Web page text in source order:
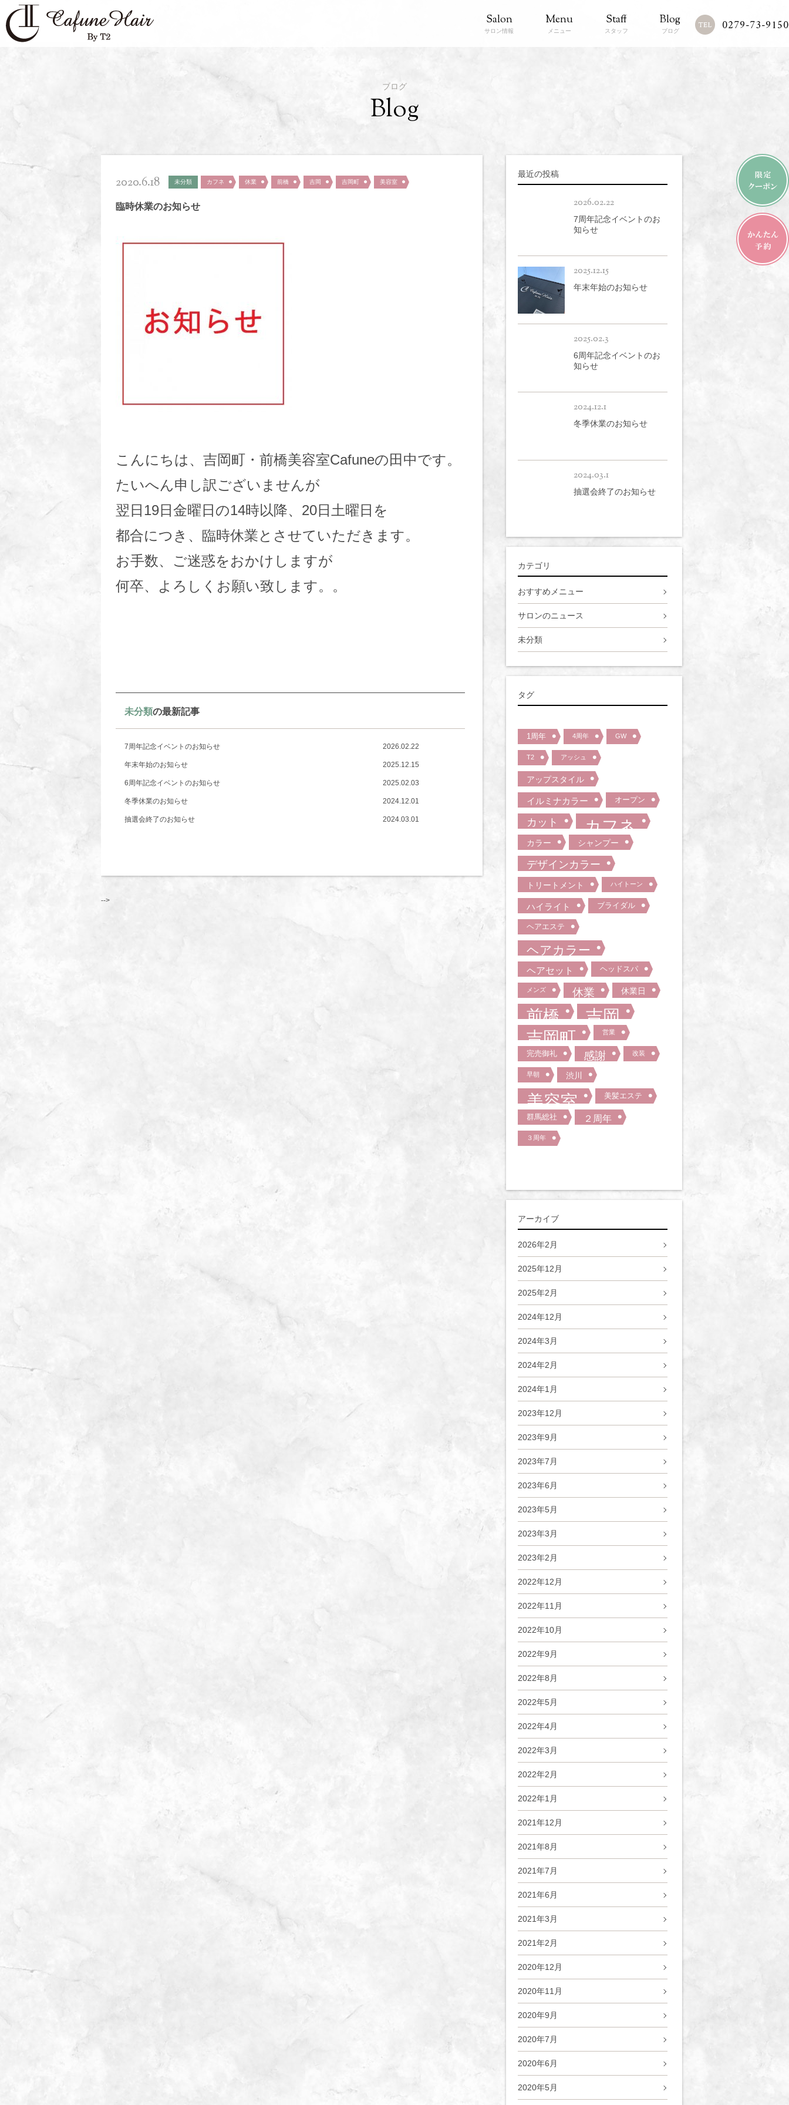
Salon
サロン情報
Menu
メニュー
Staff
スタッフ
Blog
ブログ 0279-73-9150
ブログ
Blog
2020.6.18 未分類 カフネ 休業 前橋 吉岡 吉岡町 美容室
臨時休業のお知らせ
こんにちは、吉岡町・前橋美容室Cafuneの田中です。
たいへん申し訳ございませんが
翌日19日金曜日の14時以降、20日土曜日を
都合につき、臨時休業とさせていただきます。
お手数、ご迷惑をおかけしますが
何卒、よろしくお願い致します。。
未分類の最新記事
2026.02.22
7周年記念イベントのお知らせ
2025.12.15
年末年始のお知らせ
2025.02.03
6周年記念イベントのお知らせ
2024.12.01
冬季休業のお知らせ
2024.03.01
抽選会終了のお知らせ
-->
最近の投稿
2026.02.22
7周年記念イベントのお
知らせ
2025.12.15
年末年始のお知らせ
2025.02.3
6周年記念イベントのお
知らせ
2024.12.1
冬季休業のお知らせ
2024.03.1
抽選会終了のお知らせ
カテゴリ
おすすめメニュー
サロンのニュース
未分類
タグ
1周年 4周年 GW
T2 アッシュ
アップスタイル
イルミナカラー オープン
カット カフネ
カラー シャンプー
デザインカラー
トリートメント ハイトーン
ハイライト ブライダル
ヘアエステ
ヘアカラー
ヘアセット ヘッドスパ
メンズ 休業 休業日
前橋
吉岡
吉岡町
営業
完売御礼 感謝 改装
早朝 渋川
美容室 美髪エステ
群馬総社 ２周年
３周年
アーカイブ
2026年2月
2025年12月
2025年2月
2024年12月
2024年3月
2024年2月
2024年1月
2023年12月
2023年9月
2023年7月
2023年6月
2023年5月
2023年3月
2023年2月
2022年12月
2022年11月
2022年10月
2022年9月
2022年8月
2022年5月
2022年4月
2022年3月
2022年2月
2022年1月
2021年12月
2021年8月
2021年7月
2021年6月
2021年3月
2021年2月
2020年12月
2020年11月
2020年9月
2020年7月
2020年6月
2020年5月